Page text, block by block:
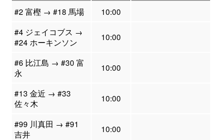
#2 富樫 → #18 馬場
10:00
#4 ジェイコブス →
#24 ホーキンソン
10:00
#6 比江島 → #30 富
永
10:00
#13 金近 → #33
佐々木
10:00
#99 川真田 → #91
吉井
10:00